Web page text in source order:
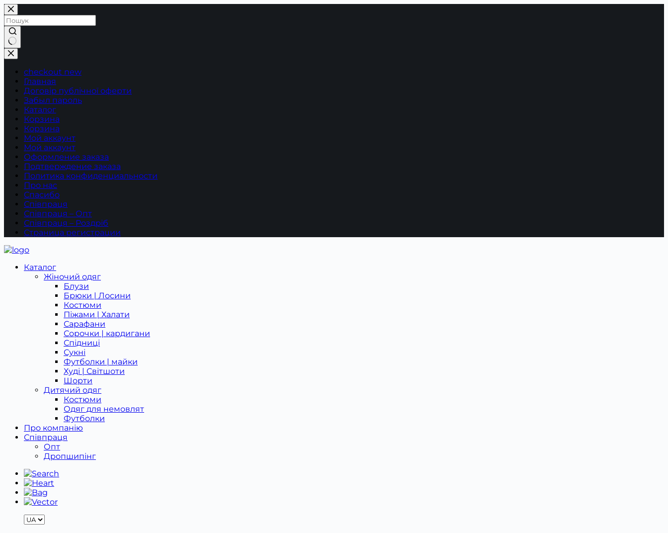
Перейти
до
вмісту
Немає
результатів
checkout new
Главная
Договір публічної оферти
Забыл пароль
Каталог
Корзина
Корзина
Мой аккаунт
Мой аккаунт
Оформление заказа
Подтверждение заказа
Политика конфиденциальности
Про нас
Спасибо
Співпраця
Співпраця – Опт
Співпраця – Роздріб
Страница регистрации
Каталог
Жіночий одяг
Блузи
Брюки | Лосини
Костюми
Піжами | Халати
Сарафани
Сорочки | кардигани
Спідниці
Сукні
Футболки | майки
Худі | Світшоти
Шорти
Дитячий одяг
Костюми
Одяг для немовлят
Футболки
Про компанію
Співпраця
Опт
Дропшипінг